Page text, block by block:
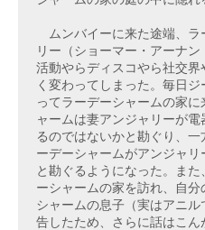
ムンバイーに来た途端、ラ
リー（ショーマー・アーナ
活動やらディスコやら社交
く変わってしまった。毎日
ってラーデーシャームの家
ャームは妻アンジャリーが
るのではないかと勘ぐり、
ーデーシャームがアンジャ
と勘ぐるようになった。ま
ーシャームの家を訪れ、自
シャームの息子（実はアニ
告したため、さらに話はこ